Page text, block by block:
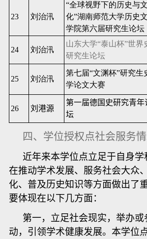
23 刘治汛
“全球视野下的历史与文
化”湖南师范大学历史
学院第六届研究生论坛
24 刘治汛
山东大学“泰山杯”世界
研究生论坛
25 刘治汛
第七届“文渊杯”研究生
学论文大赛
26 刘港源
第一届德国史研究青年
坛
四、学位授权点社会服务
近年来本学位点立足于自身学
在推动学术发展、服务社会大众
化、普及历史知识等方面做出了
要体现在以下几方面：
第一，立足社会现实，举办
动，引领学术健康发展。本学位